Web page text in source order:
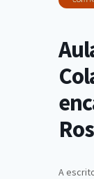
A